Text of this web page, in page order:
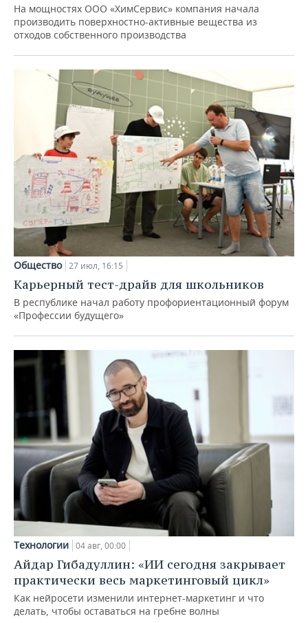
На мощностях ООО «ХимСервис» компания начала
производить поверхностно-активные вещества из
отходов собственного производства
Общество 27 июл, 16:15
Карьерный тест-драйв для школьников
В республике начал работу профориентационный форум
«Профессии будущего»
Технологии 04 авг, 00:00
Айдар Гибадуллин: «ИИ сегодня закрывает
практически весь маркетинговый цикл»
Как нейросети изменили интернет-маркетинг и что
делать, чтобы оставаться на гребне волны